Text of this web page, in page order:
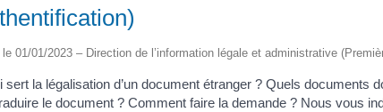
01/01/2023 – Direction de l’information légale et administrative
sert la légalisation d’un document étranger ? Quels documents
le document ? Comment faire la demande ? Nous vous